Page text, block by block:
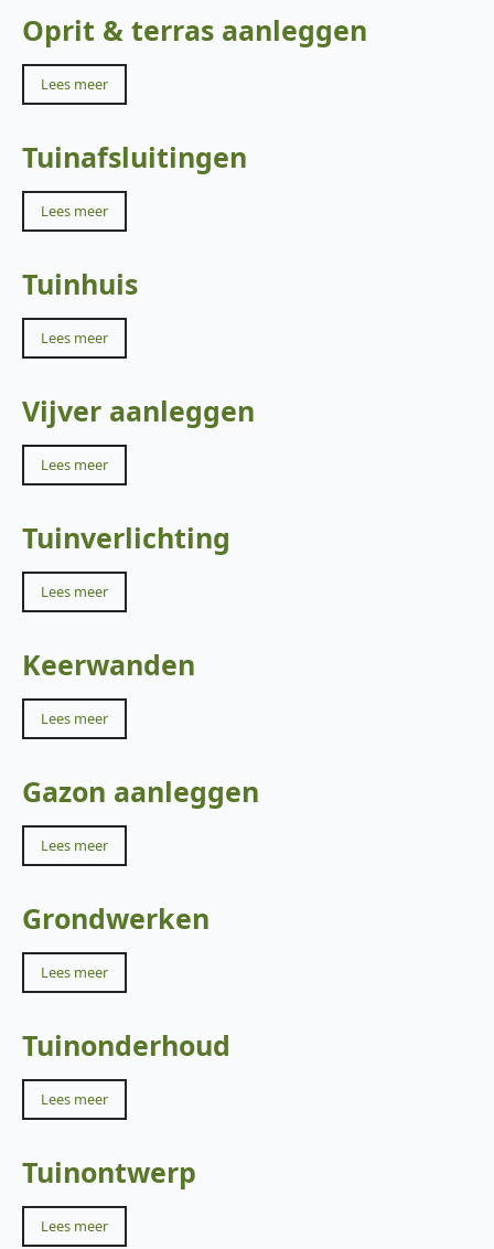
Oprit & terras aanleggen
Lees meer
Tuinafsluitingen
Lees meer
Tuinhuis
Lees meer
Vijver aanleggen
Lees meer
Tuinverlichting
Lees meer
Keerwanden
Lees meer
Gazon aanleggen
Lees meer
Grondwerken
Lees meer
Tuinonderhoud
Lees meer
Tuinontwerp
Lees meer